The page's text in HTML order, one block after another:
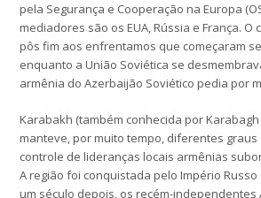
pela Segurança e Cooperação na Europa
mediadores são os EUA, Rússia e França. O
pôs fim aos enfrentamos que começaram
enquanto a União Soviética se
armênia do Azerbaijão Soviético pedia por
Karabakh (também conhecida por
manteve, por muito tempo, diferentes
controle de lideranças locais armênias
A região foi conquistada pelo Império Russo
um século depois, os recém-independentes